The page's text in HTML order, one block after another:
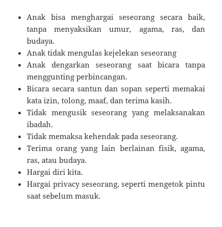
Anak bisa menghargai seseorang secara baik,
tanpa menyaksikan umur, agama, ras, dan
budaya.
Anak tidak mengulas kejelekan seseorang
Anak dengarkan seseorang saat bicara tanpa
menggunting perbincangan.
Bicara secara santun dan sopan seperti memakai
kata izin, tolong, maaf, dan terima kasih.
Tidak mengusik seseorang yang melaksanakan
ibadah.
Tidak memaksa kehendak pada seseorang.
Terima orang yang lain berlainan fisik, agama,
ras, atau budaya.
Hargai diri kita.
Hargai privacy seseorang, seperti mengetok pintu
saat sebelum masuk.